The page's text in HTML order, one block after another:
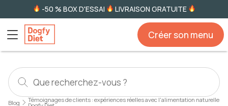
-50 % BOX D'ESSAI LIVRAISON GRATUITE
Créer son menu
Blog Témoignages de clients : expériences réelles avec l'alimentation naturelle